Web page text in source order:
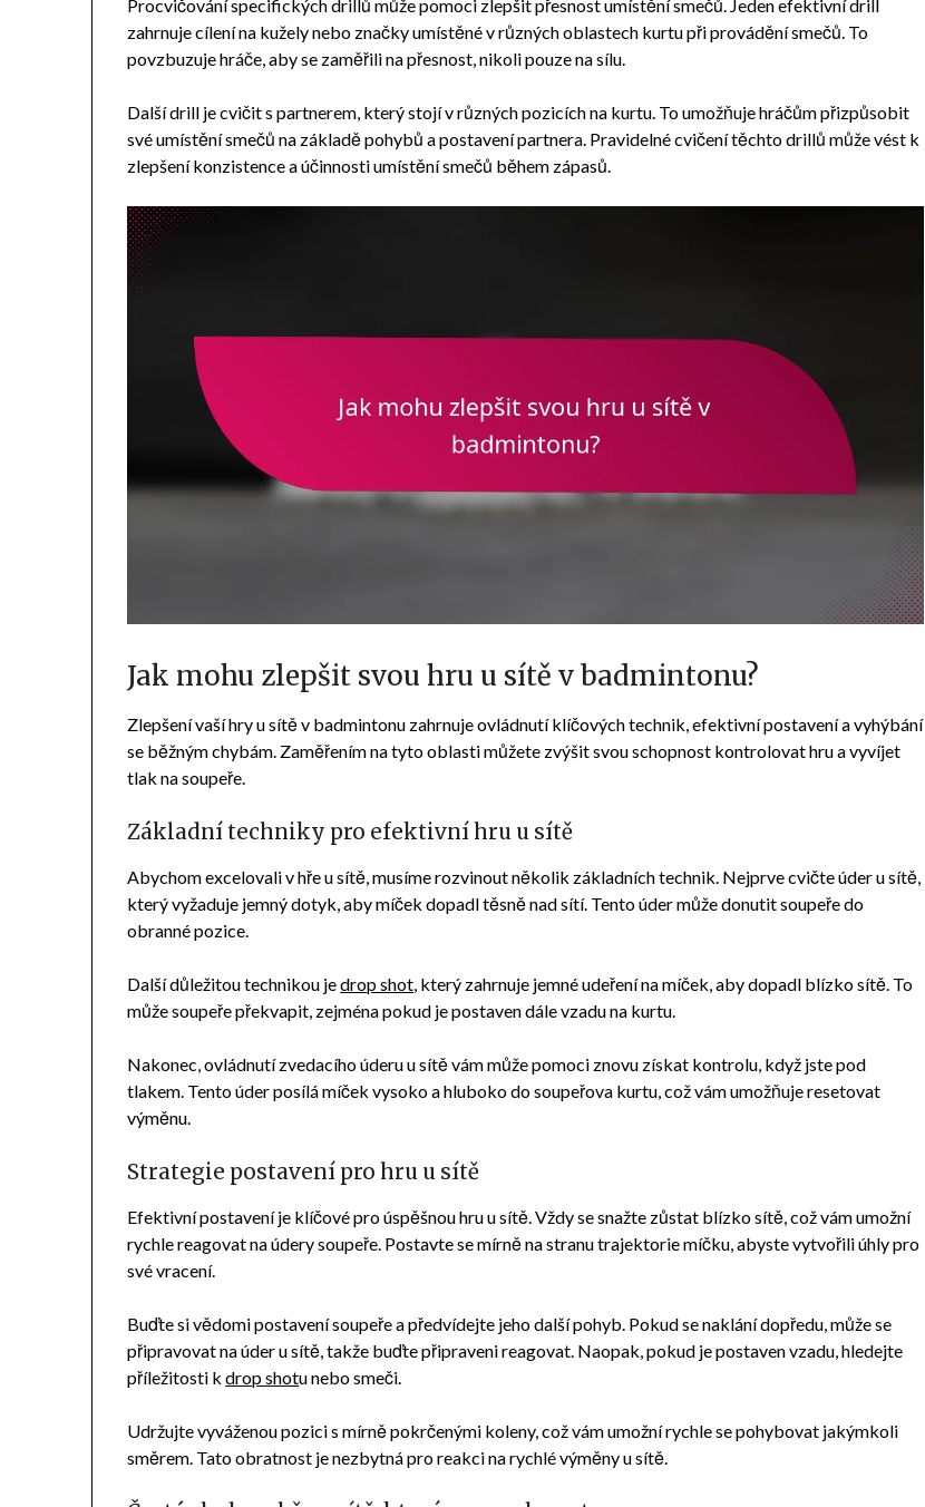
Procvičování specifických drillů může pomoci zlepšit přesnost umístění smečů. Jeden efektivní drill
zahrnuje cílení na kužely nebo značky umístěné v různých oblastech kurtu při provádění smečů. To
povzbuzuje hráče, aby se zaměřili na přesnost, nikoli pouze na sílu.
Další drill je cvičit s partnerem, který stojí v různých pozicích na kurtu. To umožňuje hráčům přizpůsobit
své umístění smečů na základě pohybů a postavení partnera. Pravidelné cvičení těchto drillů může vést k
zlepšení konzistence a účinnosti umístění smečů během zápasů.
Jak mohu zlepšit svou hru u sítě v badmintonu?
Zlepšení vaší hry u sítě v badmintonu zahrnuje ovládnutí klíčových technik, efektivní postavení a vyhýbání
se běžným chybám. Zaměřením na tyto oblasti můžete zvýšit svou schopnost kontrolovat hru a vyvíjet
tlak na soupeře.
Základní techniky pro efektivní hru u sítě
Abychom excelovali v hře u sítě, musíme rozvinout několik základních technik. Nejprve cvičte úder u sítě,
který vyžaduje jemný dotyk, aby míček dopadl těsně nad sítí. Tento úder může donutit soupeře do
obranné pozice.
Další důležitou technikou jedrop shot , který zahrnuje jemné udeření na míček, aby dopadl blízko sítě. To
může soupeře překvapit, zejména pokud je postaven dále vzadu na kurtu.
Nakonec, ovládnutí zvedacího úderu u sítě vám může pomoci znovu získat kontrolu, když jste pod
tlakem. Tento úder posílá míček vysoko a hluboko do soupeřova kurtu, což vám umožňuje resetovat
výměnu.
Strategie postavení pro hru u sítě
Efektivní postavení je klíčové pro úspěšnou hru u sítě. Vždy se snažte zůstat blízko sítě, což vám umožní
rychle reagovat na údery soupeře. Postavte se mírně na stranu trajektorie míčku, abyste vytvořili úhly pro
své vracení.
Buďte si vědomi postavení soupeře a předvídejte jeho další pohyb. Pokud se naklání dopředu, může se
připravovat na úder u sítě, takže buďte připraveni reagovat. Naopak, pokud je postaven vzadu, hledejte
příležitosti kdrop shotu nebo smeči.
Udržujte vyváženou pozici s mírně pokrčenými koleny, což vám umožní rychle se pohybovat jakýmkoli
směrem. Tato obratnost je nezbytná pro reakci na rychlé výměny u sítě.